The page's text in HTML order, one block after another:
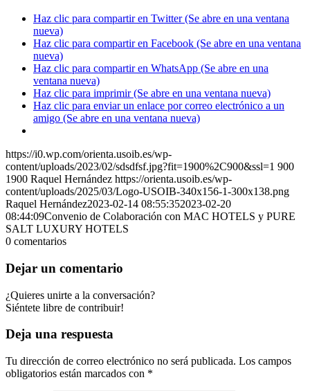
Haz clic para compartir en Twitter (Se abre en una ventana
nueva)
Haz clic para compartir en Facebook (Se abre en una ventana
nueva)
Haz clic para compartir en WhatsApp (Se abre en una
ventana nueva)
Haz clic para imprimir (Se abre en una ventana nueva)
Haz clic para enviar un enlace por correo electrónico a un
amigo (Se abre en una ventana nueva)
https://i0.wp.com/orienta.usoib.es/wp-
content/uploads/2023/02/sdsdfsf.jpg?fit=1900%2C900&ssl=1 900
1900 Raquel Hernández https://orienta.usoib.es/wp-
content/uploads/2025/03/Logo-USOIB-340x156-1-300x138.png
Raquel Hernández2023-02-14 08:55:352023-02-20
08:44:09Convenio de Colaboración con MAC HOTELS y PURE
SALT LUXURY HOTELS
0 comentarios
Dejar un comentario
¿Quieres unirte a la conversación?
Siéntete libre de contribuir!
Deja una respuesta
Tu dirección de correo electrónico no será publicada. Los campos
obligatorios están marcados con *